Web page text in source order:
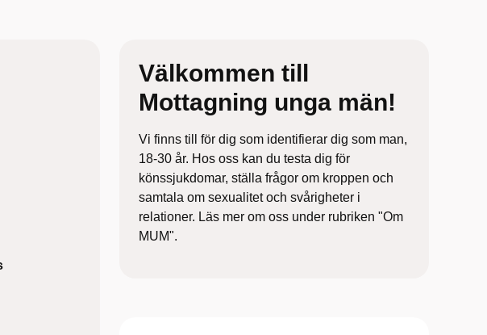
Välkommen till
Mottagning unga män!
Vi finns till för dig som identifierar dig som man,
18-30 år. Hos oss kan du testa dig för
könssjukdomar, ställa frågor om kroppen och
samtala om sexualitet och svårigheter i
relationer. Läs mer om oss under rubriken "Om
MUM".